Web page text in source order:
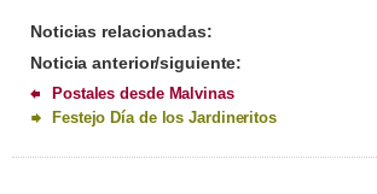
Noticias relacionadas:
Noticia anterior/siguiente:
Postales desde Malvinas
Festejo Día de los Jardineritos